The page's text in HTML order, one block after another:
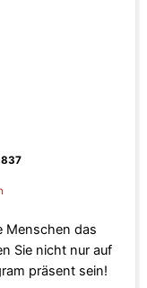
Menschen das
Sie nicht nur auf
präsent sein!